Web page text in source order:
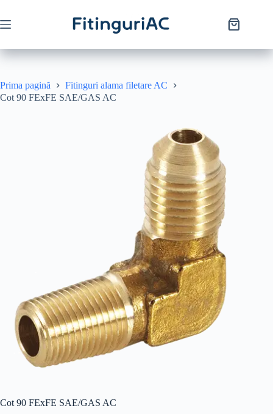
Prima pagină
Fitinguri alama filetare AC
Cot 90 FExFE SAE/GAS AC
Cot 90 FExFE SAE/GAS AC